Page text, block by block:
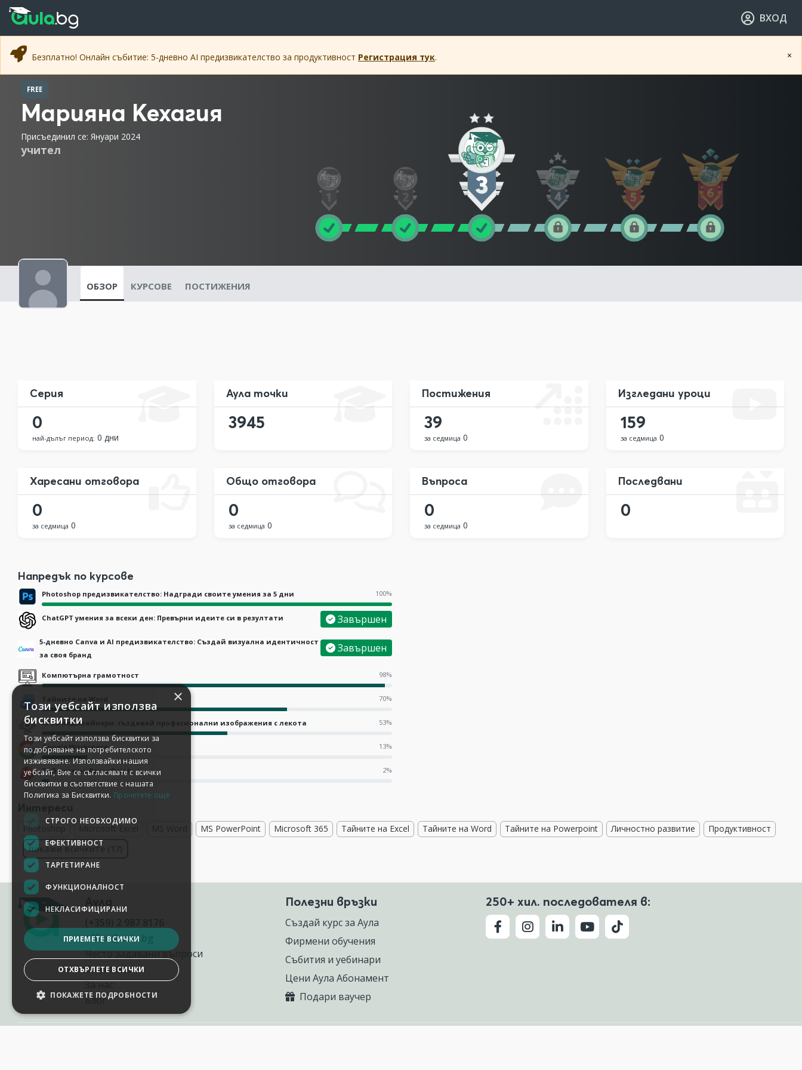
Прескочи към основното съдържание
Прескочи към навигацията
ВХОД
×
Безплатно! Онлайн събитие: 5-дневно AI предизвикателство за продуктивност Регистрация тук.
FREE
Марияна Кехагия
Присъединил се: Януари 2024
учител
ОБЗОР КУРСОВЕ ПОСТИЖЕНИЯ
Серия
0
най-дълъг период: 0 дни
Аула точки
3945
Постижения
39
за седмица 0
Изгледани уроци
159
за седмица 0
Харесани отговора
0
за седмица 0
Общо отговора
0
за седмица 0
Въпроса
0
за седмица 0
Последвани
0
Напредък по курсове
Photoshop предизвикателство: Надгради своите умения за 5 дни 100%
ChatGPT умения за всеки ден: Превърни идеите си в резултати Завършен
5-дневно Canva и AI предизвикателство: Създай визуална идентичност
за своя бранд
Завършен
Компютърна грамотност 98%
70%
AI за недизайнери: създавай професионални изображения с лекота 53%
Google Workspace 13%
Тайните на PowerPoint 2%
Photoshop Microsoft Excel MS PowerPoint Microsoft 365 Тайните на Excel Тайните на Word Тайните на Powerpoint Личностно развитие
Продуктивност
покажи всичките (17)
office@aula.bg
Често задавани въпроси
Контакти
За нас
Блог
Полезни връзки
Създай курс за Аула
Фирмени обучения
Събития и уебинари
Цени Аула Абонамент
Подари ваучер
250+ хил. последователя в:
×
Този уебсайт използва
бисквитки
Този уебсайт използва бисквитки за
подобряване на потребителското
изживяване. Използвайки нашия
уебсайт, Вие се съгласявате с всички
бисквитки в съответствие с нашата
Политика за Бисквитки. Прочетете още
СТРОГО НЕОБХОДИМО
ЕФЕКТИВНОСТ
ТАРГЕТИРАНЕ
ФУНКЦИОНАЛНОСТ
НЕКЛАСИФИЦИРАНИ
ПРИЕМЕТЕ ВСИЧКИ
ОТХВЪРЛЕТЕ ВСИЧКИ
ПОКАЖЕТЕ ПОДРОБНОСТИ